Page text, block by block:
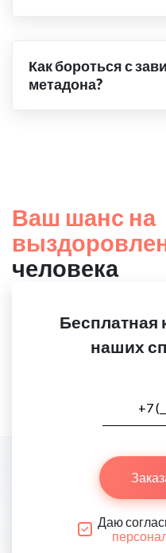
Как бороться с
метадона?
Ваш шанс на
человека
Бесплатная
наших
Даю